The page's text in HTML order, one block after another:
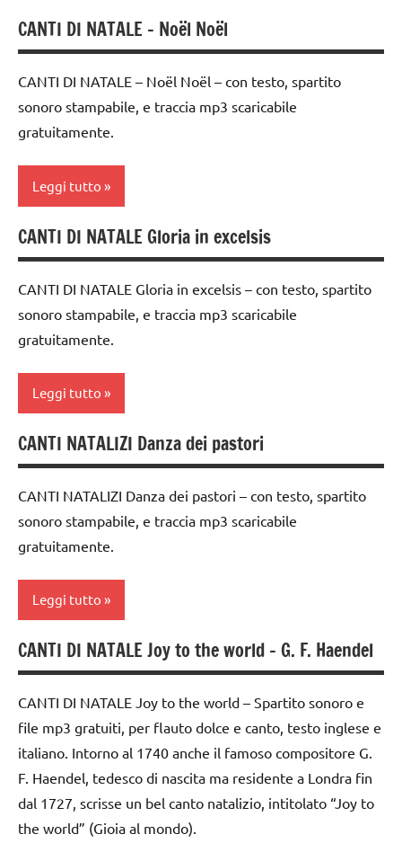
3 ai
6
FESTE
DELL'ANNO
MUSICA
Natale
TUTTI GLI
ARGOMENTI
TUTTI GLI
classi
anni
anni
DELL'ANNO
MUSICA
TUTTI GLI
PER ETA'
ARTICOLI
canti
di
Natale
canti
natalizi
classi
1a-5a
3 ai
6
anni
FESTE
DELL'ANNO
MUSICA
Natale
TUTTI GLI
ARGOMENTI
TUTTI GLI
ARTICOLI
CANTI DI NATALE – Noël Noël
CANTI DI NATALE – Noël Noël – con testo, spartito
sonoro stampabile, e traccia mp3 scaricabile
gratuitamente.
Leggi tutto
canti
di
Natale
canti
natalizi
classi
1a-5a
3 ai
6
anni
FESTE
DELL'ANNO
MUSICA
Natale
TUTTI GLI
ARGOMENTI
TUTTI GLI
ARTICOLI
CANTI DI NATALE Gloria in excelsis
CANTI DI NATALE Gloria in excelsis – con testo, spartito
sonoro stampabile, e traccia mp3 scaricabile
gratuitamente.
Leggi tutto
canti
di
Natale
canti
natalizi
classi
1a-5a
3 ai
6
anni
FESTE
DELL'ANNO
Natale
CANTI NATALIZI Danza dei pastori
CANTI NATALIZI Danza dei pastori – con testo, spartito
sonoro stampabile, e traccia mp3 scaricabile
gratuitamente.
Leggi tutto
canti
di
Natale
canti
natalizi
classe
1a
CANTI DI NATALE Joy to the world – G. F. Haendel
CANTI DI NATALE Joy to the world – Spartito sonoro e
file mp3 gratuiti, per flauto dolce e canto, testo inglese e
italiano. Intorno al 1740 anche il famoso compositore G.
F. Haendel, tedesco di nascita ma residente a Londra fin
dal 1727, scrisse un bel canto natalizio, intitolato “Joy to
the world” (Gioia al mondo).